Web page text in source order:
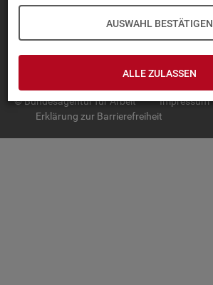
AUSWAHL BESTÄTIGEN
ALLE ZULASSEN
IN­TER­AK­TI­VE STA­TIS­TI­KEN
GRUND­LA­GEN
© Bundesagentur für Arbeit Impressum
Erklärung zur Barrierefreiheit